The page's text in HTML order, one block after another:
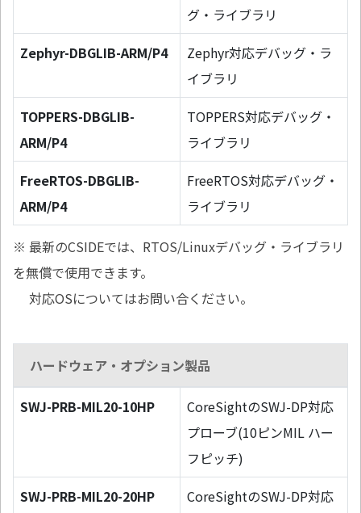
グ・ライブラリ
Zephyr-DBGLIB-ARM/P4
Zephyr対応デバッグ・ラ
イブラリ
TOPPERS-DBGLIB-
ARM/P4
TOPPERS対応デバッグ・
ライブラリ
FreeRTOS-DBGLIB-
ARM/P4
FreeRTOS対応デバッグ・
ライブラリ
※ 最新のCSIDEでは、RTOS/Linuxデバッグ・ライブラリ
を無償で使用できます。
対応OSについてはお問い合ください。
ハードウェア・オプション製品
SWJ-PRB-MIL20-10HP
CoreSightのSWJ-DP対応
プローブ(10ピンMIL ハー
フピッチ)
SWJ-PRB-MIL20-20HP
CoreSightのSWJ-DP対応